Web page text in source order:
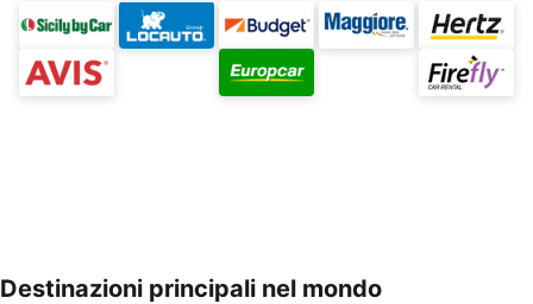
Destinazioni principali nel mondo